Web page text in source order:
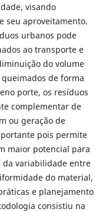
visando
seu aproveitamento.
urbanos pode
ao transporte e
do volume
de forma
porte, os resíduos
complementar de
ou geração de
pois permite
maior potencial para
da variabilidade entre
do material,
e planejamento
consistiu na